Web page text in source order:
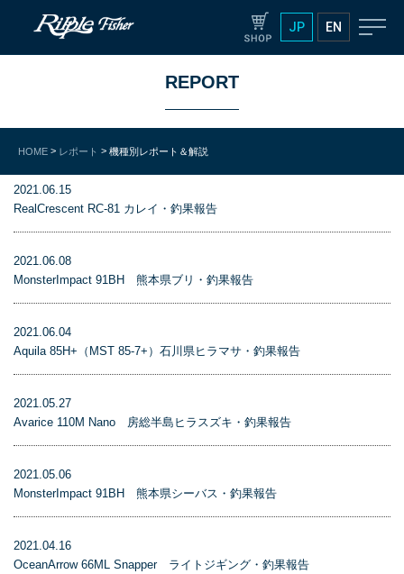
JP EN
REPORT
HOME > レポート > 機種別レポート＆解説
2021.06.15
RealCrescent RC-81 カレイ・釣果報告
2021.06.08
MonsterImpact 91BH 熊本県ブリ・釣果報告
2021.06.04
Aquila 85H+（MST 85-7+）石川県ヒラマサ・釣果報告
2021.05.27
Avarice 110M Nano 房総半島ヒラスズキ・釣果報告
2021.05.06
MonsterImpact 91BH 熊本県シーバス・釣果報告
2021.04.16
OceanArrow 66ML Snapper ライトジギング・釣果報告